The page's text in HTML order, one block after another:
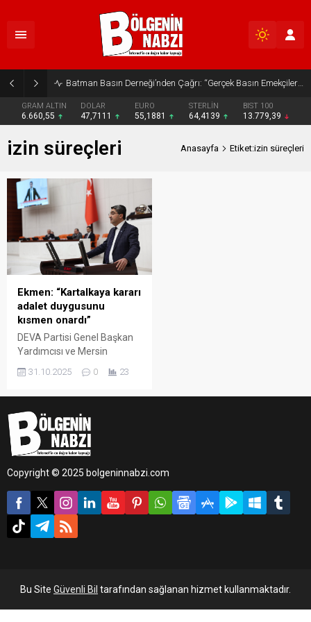
Batman Basın Derneği’nden Çağrı: “Gerçek Basın Emekçileri Desteklenmeli”
GRAM ALTIN
6.660,55
DOLAR
47,7111
EURO
55,1881
STERLİN
64,4139
BIST 100
13.779,39
izin süreçleri Anasayfa Etiket:izin süreçleri
Ekmen: “Kartalkaya kararı
adalet duygusunu
kısmen onardı”
DEVA Partisi Genel Başkan
Yardımcısı ve Mersin
Milletvekili Mehmet Emin
Ekmen, Bolu Kartalkaya’da
değerlendirmede bulundu.
Ekmen, kararın önemli
olduğunu ancak hâlâ
kişilerin yargılanması
gerektiğini vurguladı.
31.10.2025 0 23
Copyright © 2025 bolgeninnabzi.com
Bu Site Güvenli Bil tarafından sağlanan hizmet kullanmaktadır.